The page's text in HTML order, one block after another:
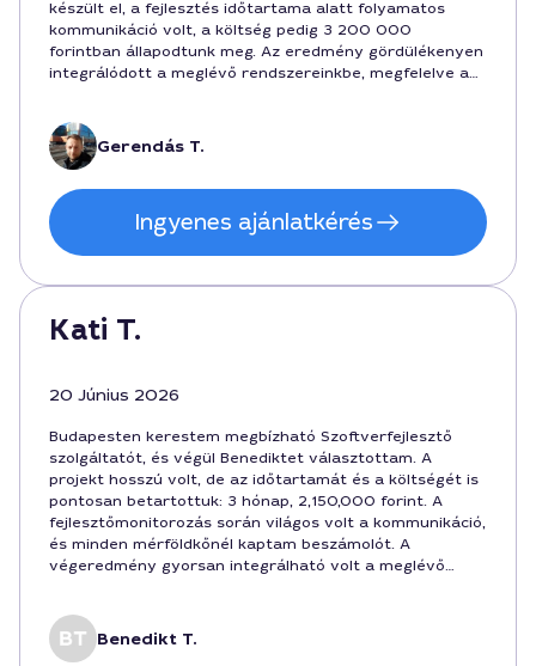
készült el, a fejlesztés időtartama alatt folyamatos
kommunikáció volt, a költség pedig 3 200 000
forintban állapodtunk meg. Az eredmény gördülékenyen
integrálódott a meglévő rendszereinkbe, megfelelve a
ha valaki szoftverfejlesztőt keres, aki érti a budapesti
üzleti környezetet.
Gerendás T.
Ingyenes ajánlatkérés
Kati T.
20 Június 2026
Budapesten kerestem megbízható Szoftverfejlesztő
szolgáltatót, és végül Benediktet választottam. A
projekt hosszú volt, de az időtartamát és a költségét is
pontosan betartottuk: 3 hónap, 2,150,000 forint. A
fejlesztőmonitorozás során világos volt a kommunikáció,
és minden mérföldkőnél kaptam beszámolót. A
végeredmény gyorsan integrálható volt a meglévő
ár-érték arány kiváló.
Benedikt T.